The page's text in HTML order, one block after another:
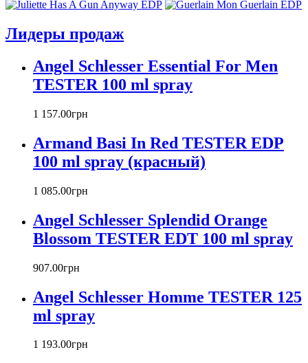
Armand Basi
Azzaro
Baldinini
Banana Republic
Betty Barclay
Bill Blass
Biotherm
Blumarine
Bond № 9
Boucheron
Bourjois
Britney Spears
Bruno Banani
Bvlgari
Byblos
Byredo
Cacharel
Лидеры продаж
Angel Schlesser Essential For Men
TESTER 100 ml spray
1 157.00грн
Armand Basi In Red TESTER EDP
100 ml spray (красный)
1 085.00грн
Angel Schlesser Splendid Orange
Blossom TESTER EDT 100 ml spray
907.00грн
Angel Schlesser Homme TESTER 125
ml spray
1 193.00грн